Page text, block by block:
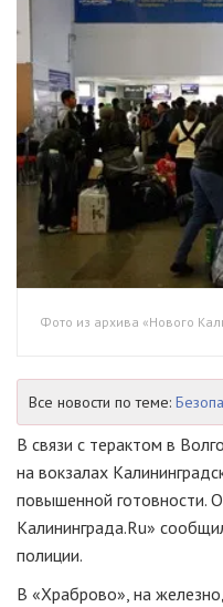
Фото из архива «Нового
Все новости по теме:
В связи с терактом в
на вокзалах
повышенной готовности.
Калининграда.Ru»
полиции.
В «Храброво», на